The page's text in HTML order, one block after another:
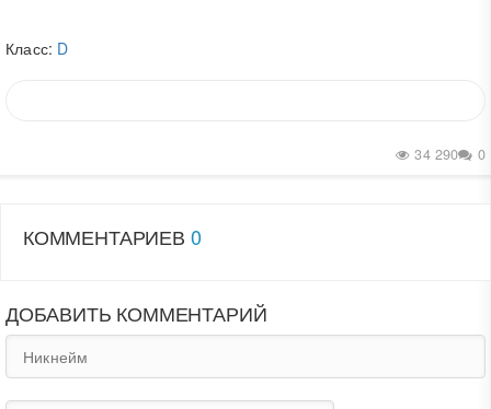
Класс: D
0
34 290
КОММЕНТАРИЕВ 0
ДОБАВИТЬ КОММЕНТАРИЙ